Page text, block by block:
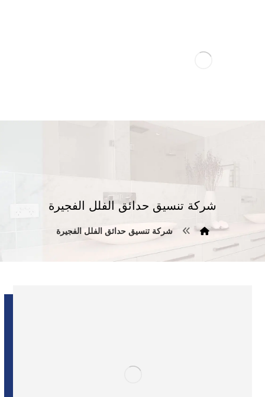
شركة تنسيق حدائق الفلل الفجيرة
شركة تنسيق حدائق الفلل الفجيرة